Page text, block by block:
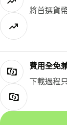
將首選貨
費用全免
下載過程